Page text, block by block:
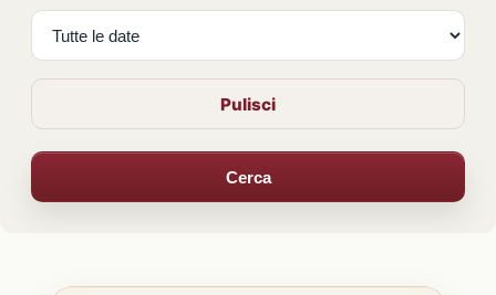
Pulisci
Cerca